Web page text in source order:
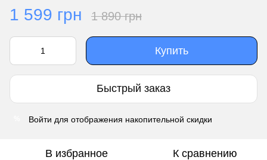
1 599 грн 1 890 грн
Купить
Быстрый заказ
Войти для отображения накопительной скидки
В избранное К сравнению